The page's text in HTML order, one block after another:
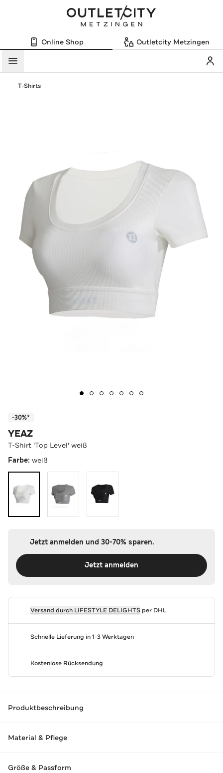
Online Shop Outletcity Metzingen
Menü
T-Shirts
-30%*
YEAZ
T-Shirt 'Top Level' weiß
Farbe: weiß
Jetzt anmelden und 30-70% sparen.
Jetzt anmelden
Versand durch LIFESTYLE DELIGHTSper DHL
Schnelle Lieferung in 1-3 Werktagen
Kostenlose Rücksendung
Produktbeschreibung
Material & Pflege
Größe & Passform